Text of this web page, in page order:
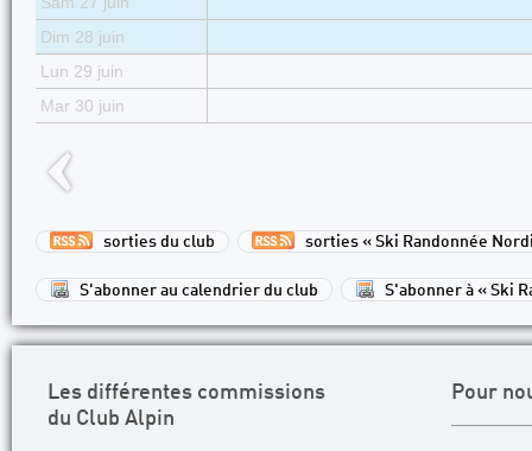
Dim 28 juin
Lun 29 juin
Mar 30 juin
sorties du club sorties « Ski Randonnée
S'abonner au calendrier du club S'abonner à « Ski
Les différentes commissions
du Club Alpin
Pour